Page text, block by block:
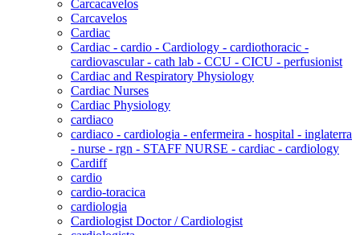
Carcacavelos
Carcavelos
Cardiac
Cardiac - cardio - Cardiology - cardiothoracic -
cardiovascular - cath lab - CCU - CICU - perfusionist
Cardiac and Respiratory Physiology
Cardiac Nurses
Cardiac Physiology
cardiaco
cardiaco - cardiologia - enfermeira - hospital - inglaterra
- nurse - rgn - STAFF NURSE - cardiac - cardiology
Cardiff
cardio
cardio-toracica
cardiologia
Cardiologist Doctor / Cardiologist